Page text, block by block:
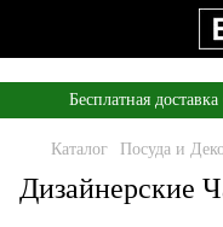
Бесплатная
Каталог Посуда и
Дизайнерские